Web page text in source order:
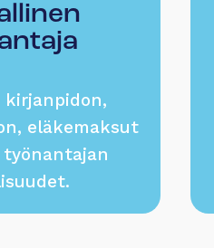
kirjanpidon,
eläkemaksut